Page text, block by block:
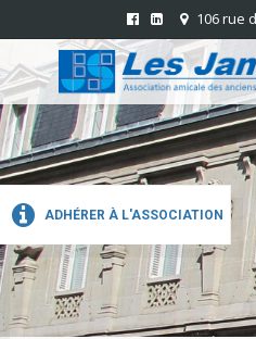
ADHÉRER À L'ASSOCIATION
106 rue